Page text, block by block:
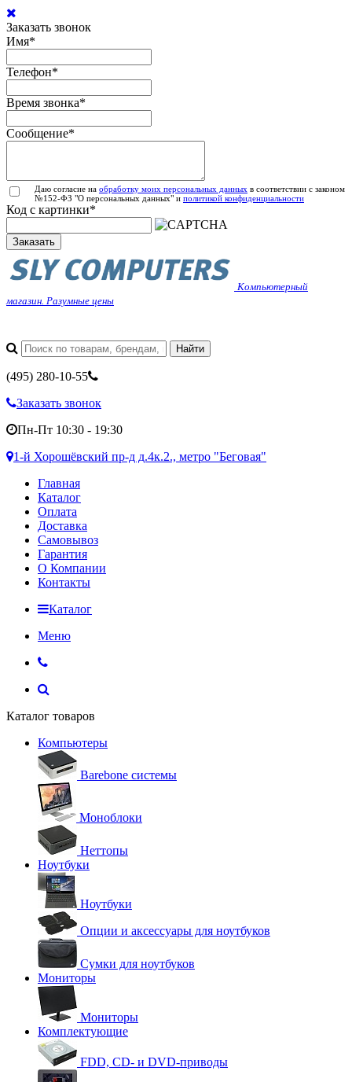
Заказать звонок
Имя*
Телефон*
Время звонка*
Сообщение*
Даю согласие на обработку моих персональных данных в соответствии с законом
№152-ФЗ "О персональных данных" и политикой конфиденциальности
Код с картинки*
Заказать
Компьютерный
магазин. Разумные цены
(495) 280-10-55
Заказать звонок
Пн-Пт 10:30 - 19:30
1-й Хорошёвский пр-д д.4к.2., метро "Беговая"
Главная
Каталог
Оплата
Доставка
Самовывоз
Гарантия
О Компании
Контакты
Каталог
Меню
Каталог товаров
Компьютеры
Barebone системы
Моноблоки
Неттопы
Ноутбуки
Ноутбуки
Опции и аксессуары для ноутбуков
Сумки для ноутбуков
Мониторы
Мониторы
Комплектующие
FDD, CD- и DVD-приводы